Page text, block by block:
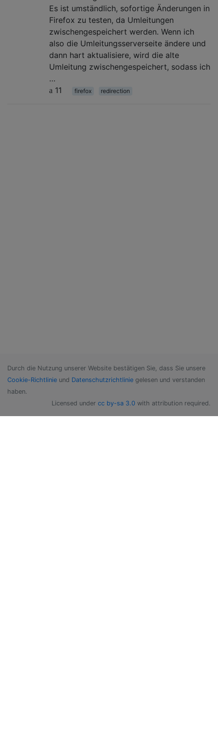
Es ist umständlich, sofortige Änderungen in
Firefox zu testen, da Umleitungen
zwischengespeichert werden. Wenn ich
also die Umleitungsserverseite ändere und
dann hart aktualisiere, wird die alte
Umleitung zwischengespeichert, sodass ich
…
11
firefox redirection
Durch die Nutzung unserer Website bestätigen Sie, dass Sie unsere
Cookie-Richtlinie und Datenschutzrichtlinie gelesen und verstanden
haben.
Licensed under cc by-sa 3.0 with attribution required.